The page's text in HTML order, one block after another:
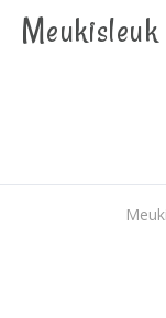
Meukisleuk